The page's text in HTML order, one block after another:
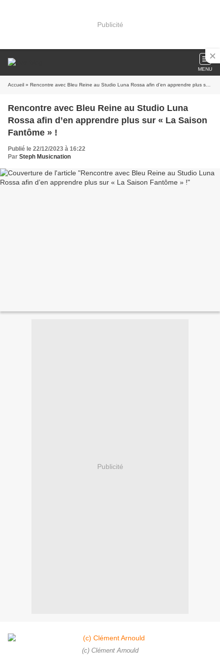
Publicité
MENU
Accueil » Rencontre avec Bleu Reine au Studio Luna Rossa afin d’en apprendre plus sur « La Saison Fantôme » !
Rencontre avec Bleu Reine au Studio Luna
Rossa afin d’en apprendre plus sur « La Saison
Fantôme » !
Publié le 22/12/2023 à 16:22
Par Steph Musicnation
Publicité
(c) Clément Arnould